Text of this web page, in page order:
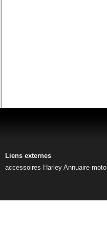
Liens externes
accessoires Harley Annuaire moto